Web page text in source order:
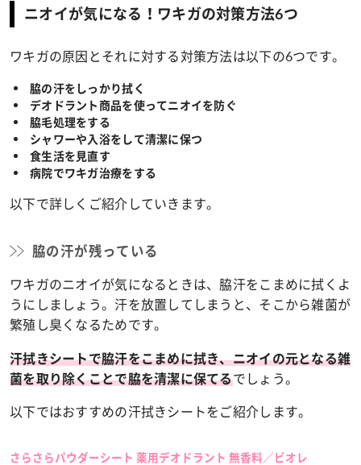
ニオイが気になる！ワキガの対策方法6つ
ワキガの原因とそれに対する対策方法は以下の6つです。
脇の汗をしっかり拭く
デオドラント商品を使ってニオイを防ぐ
脇毛処理をする
シャワーや入浴をして清潔に保つ
食生活を見直す
病院でワキガ治療をする
以下で詳しくご紹介していきます。
脇の汗が残っている
ワキガのニオイが気になるときは、脇汗をこまめに拭くよ
うにしましょう。汗を放置してしまうと、そこから雑菌が
繁殖し臭くなるためです。
汗拭きシートで脇汗をこまめに拭き、ニオイの元となる雑
菌を取り除くことで脇を清潔に保てるでしょう。
以下ではおすすめの汗拭きシートをご紹介します。
さらさらパウダーシート 薬用デオドラント 無香料／ビオレ